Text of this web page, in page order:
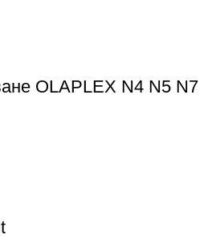
OLAPLEX N4 N5 N7